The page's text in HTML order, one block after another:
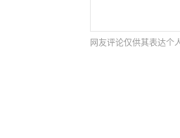
网友评论仅供其表达个